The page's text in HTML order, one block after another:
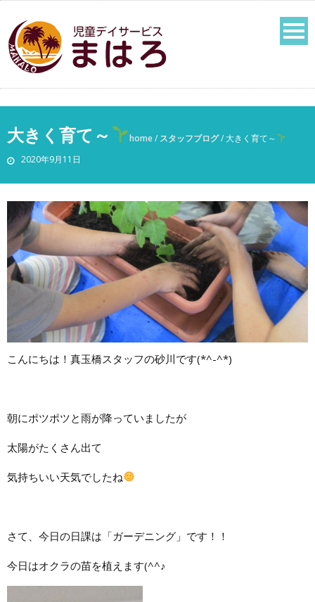
大きく育て～
2020年9月11日
home/ スタッフブログ/ 大きく育て～
こんにちは！真玉橋スタッフの砂川です(*^-^*)
朝にポツポツと雨が降っていましたが
太陽がたくさん出て
気持ちいい天気でしたね
さて、今日の日課は「ガーデニング」です！！
今日はオクラの苗を植えます(^^♪